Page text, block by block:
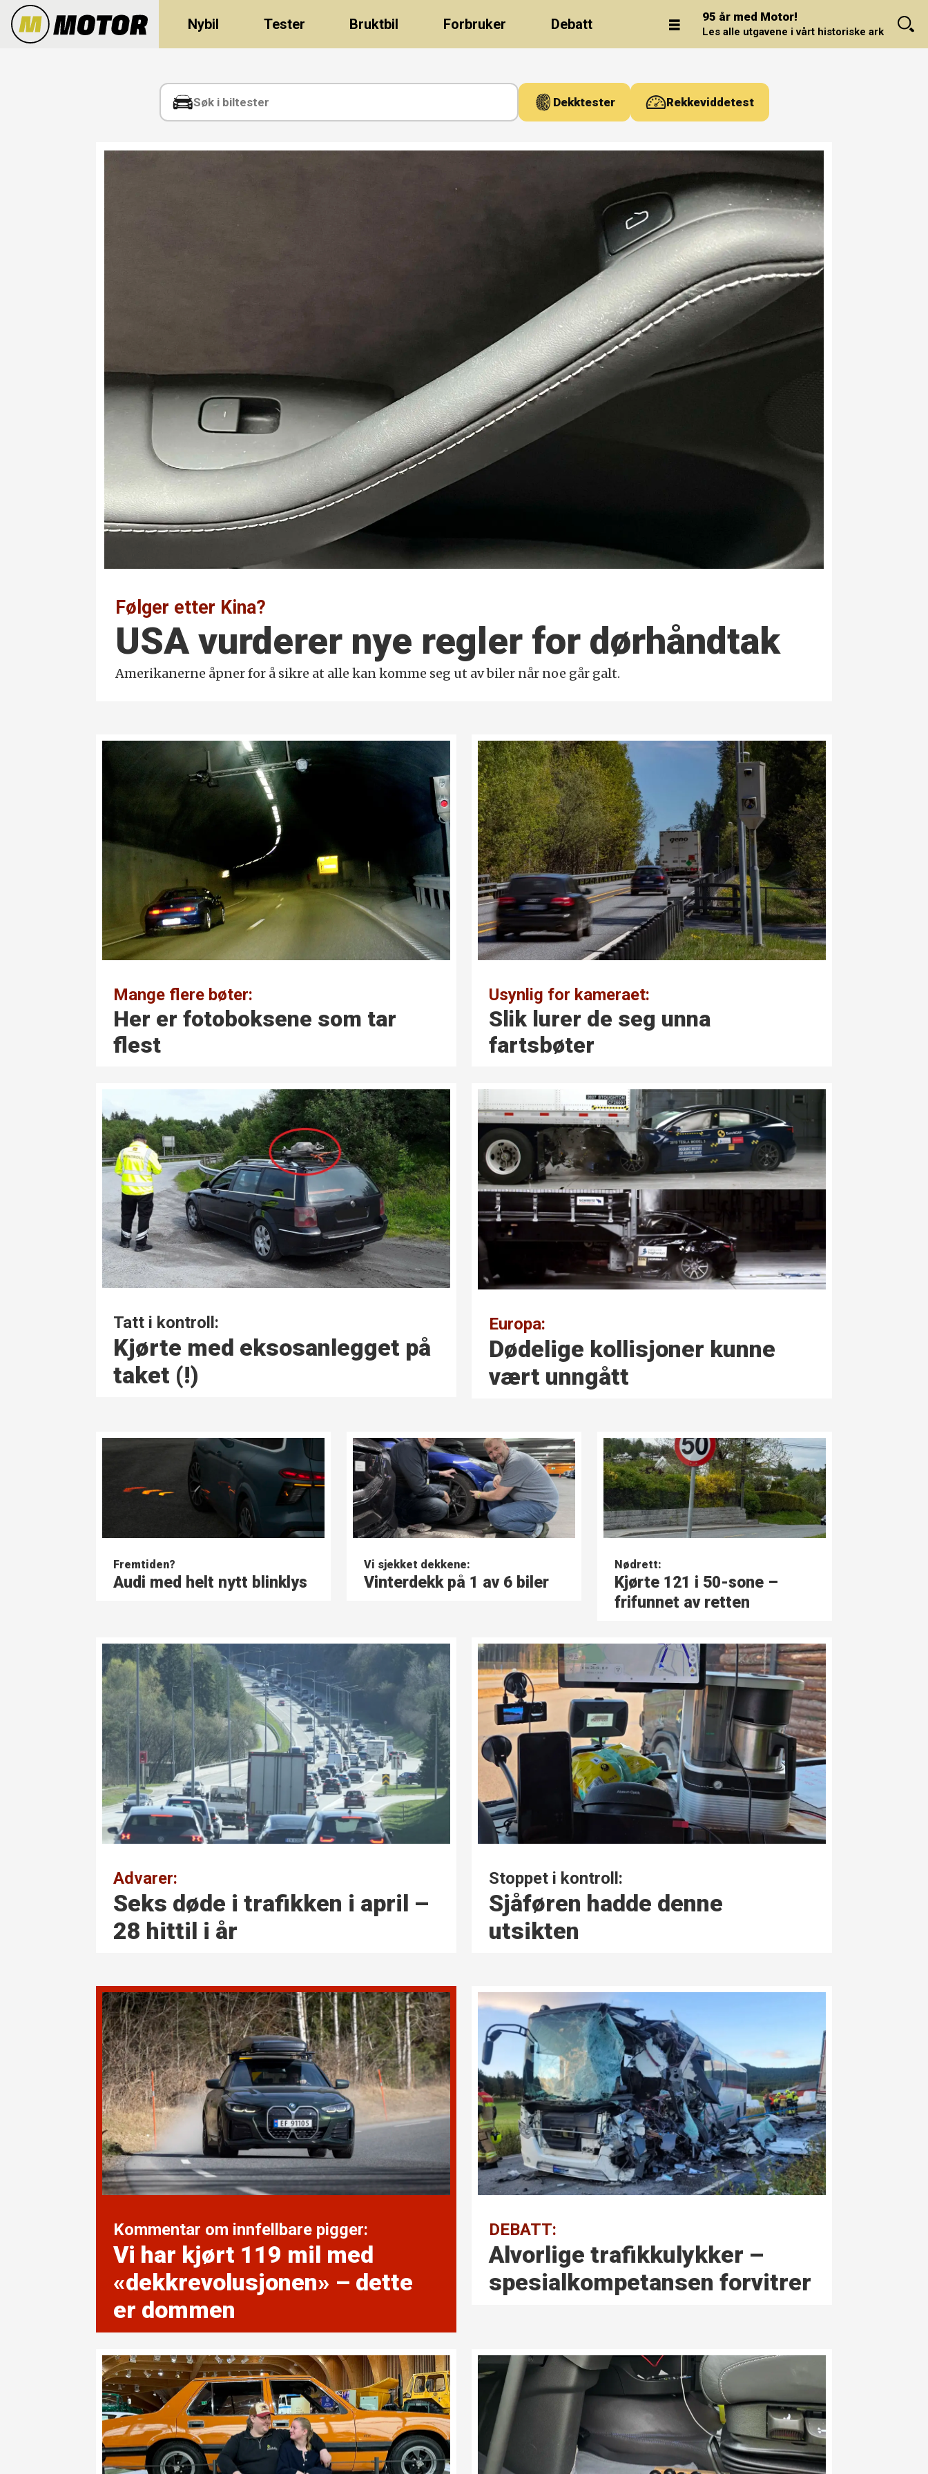
Nybil Tester Bruktbil Forbruker Debatt 95 år med Motor!
Les alle utgavene i vårt historiske arkiv.
trafikksikkerhet
Dekktester Rekkeviddetest
Følger etter Kina?
USA vurderer nye regler for dørhåndtak
Amerikanerne åpner for å sikre at alle kan komme seg ut av biler når noe går galt.
Mange flere bøter:
Her er foto­boksene som tar
flest
Usynlig for kameraet:
Slik lurer de seg unna
fartsbøter
Tatt i kontroll:
Kjørte med eksosanlegget på
taket (!)
Europa:
Dødelige kollisjoner kunne
vært unngått
Fremtiden?
Audi med helt nytt blinklys
Vi sjekket dekkene:
Vinterdekk på 1 av 6 biler
Nødrett:
Kjørte 121 i 50-sone –
frifunnet av retten
Advarer:
Seks døde i trafikken i april –
28 hittil i år
Stoppet i kontroll:
Sjåføren hadde denne
utsikten
Kommentar om innfellbare pigger:
Vi har kjørt 119 mil med
«dekk­revolusjonen» – dette
er dommen
DEBATT:
Alvorlige trafikk­ulykker –
spesial­kompetansen forvitrer